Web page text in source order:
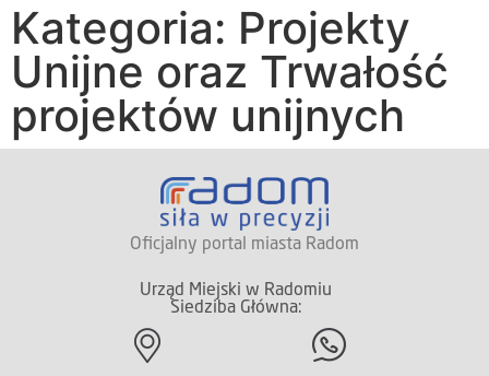
Kategoria: Projekty
Unijne oraz Trwałość
projektów unijnych
Oficjalny portal miasta Radom
Urząd Miejski w Radomiu
Siedziba Główna: